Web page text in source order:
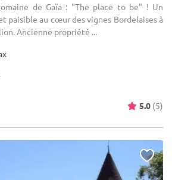
de Gaïa : "The place to be" ! Un
paisible au cœur des vignes Bordelaises à
Ancienne propriété ...
5.0 (5)